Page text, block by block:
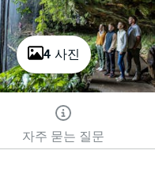
4 사진
자주 묻는 질문